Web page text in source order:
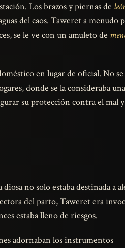
Los brazos y piernas de
del caos. Taweret a menudo
se le ve con un amuleto de
en lugar de oficial. No se
donde se la consideraba una
su protección contra el mal
no solo estaba destinada a
del parto, Taweret era
estaba lleno de riesgos.
adornaban los instrumentos